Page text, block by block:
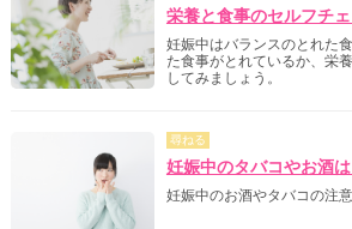
栄養と食事のセルフチ
妊娠中はバランスのとれた
た食事がとれているか、栄
してみましょう。
尋ねる
妊娠中のタバコやお酒は
妊娠中のお酒やタバコの注